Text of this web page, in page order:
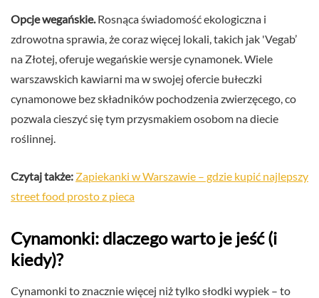
Opcje wegańskie.Rosnąca świadomość ekologiczna i
zdrowotna sprawia, że coraz więcej lokali, takich jak 'Vegab’
na Złotej, oferuje wegańskie wersje cynamonek. Wiele
warszawskich kawiarni ma w swojej ofercie bułeczki
cynamonowe bez składników pochodzenia zwierzęcego, co
pozwala cieszyć się tym przysmakiem osobom na diecie
roślinnej.
Czytaj także: Zapiekanki w Warszawie – gdzie kupić najlepszy
street food prosto z pieca
Cynamonki: dlaczego warto je jeść (i
kiedy)?
Cynamonki to znacznie więcej niż tylko słodki wypiek – to